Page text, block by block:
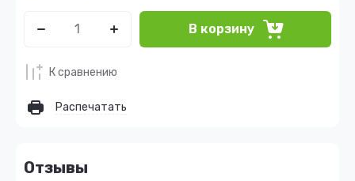
В корзину
К сравнению
Распечатать
Отзывы